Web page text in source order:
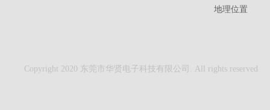
地理位置
Copyright 2020 东莞市华贤电子科技有限公司. All rights reserved